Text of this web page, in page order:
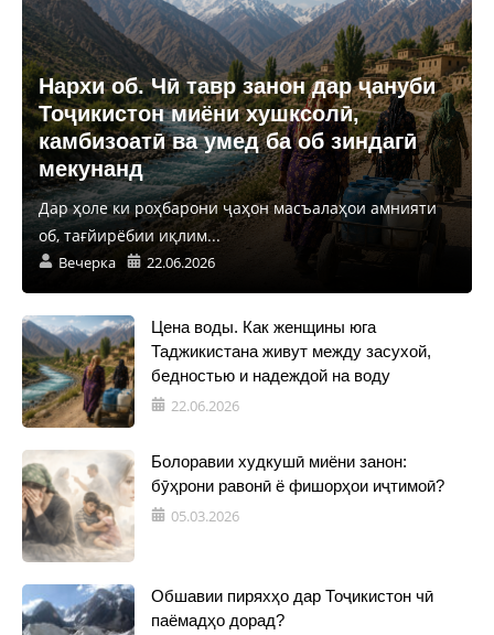
Нархи об. Чӣ тавр занон дар ҷануби
Тоҷикистон миёни хушксолӣ,
камбизоатӣ ва умед ба об зиндагӣ
мекунанд
Дар ҳоле ки роҳбарони ҷаҳон масъалаҳои амнияти
об, тағйирёбии иқлим...
Вечерка 22.06.2026
Цена воды. Как женщины юга
Таджикистана живут между засухой,
бедностью и надеждой на воду
22.06.2026
Болоравии худкушӣ миёни занон:
бӯҳрони равонӣ ё фишорҳои иҷтимоӣ?
05.03.2026
Обшавии пиряхҳо дар Тоҷикистон чӣ
паёмадҳо дорад?